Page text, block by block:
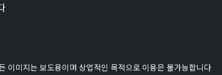
이미지는 보도용이며 상업적인 목적으로 이용은 불가능합니다